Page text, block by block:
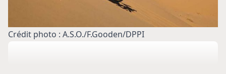
Crédit photo : A.S.O./F.Gooden/DPPI